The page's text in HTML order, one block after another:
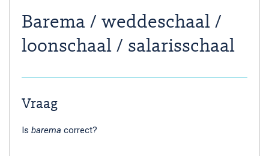
Barema / weddeschaal /
loonschaal / salarisschaal
Vraag
Is barema correct?